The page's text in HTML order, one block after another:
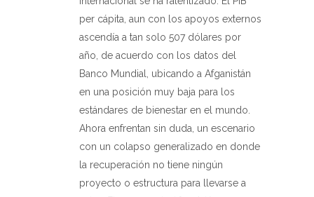
per cápita, aun con los apoyos externos
ascendía a tan solo 507 dólares por
año, de acuerdo con los datos del
Banco Mundial, ubicando a Afganistán
en una posición muy baja para los
estándares de bienestar en el mundo.
Ahora enfrentan sin duda, un escenario
con un colapso generalizado en donde
la recuperación no tiene ningún
proyecto o estructura para llevarse a